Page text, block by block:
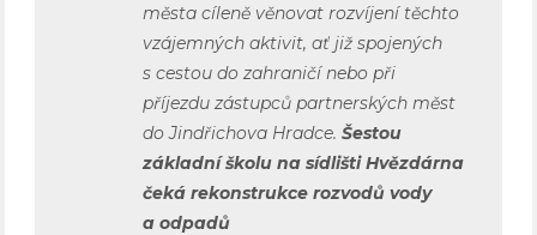
města cíleně věnovat rozvíjení těchto
vzájemných aktivit, ať již spojených
s cestou do zahraničí nebo při
příjezdu zástupců partnerských měst
do Jindřichova Hradce.Šestou
základní školu na sídlišti Hvězdárna
čeká rekonstrukce rozvodů vody
a odpadů